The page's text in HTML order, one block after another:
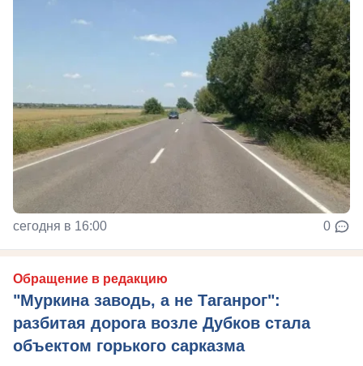
сегодня в 16:00 0
Обращение в редакцию
"Муркина заводь, а не Таганрог":
разбитая дорога возле Дубков стала
объектом горького сарказма